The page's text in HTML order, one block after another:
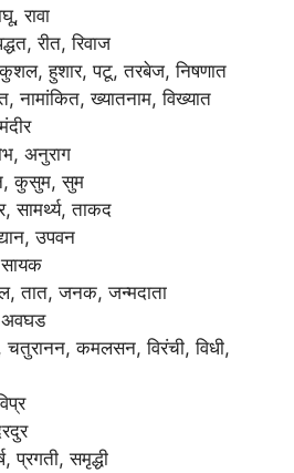
रावा
रीत, रिवाज
हुशार, पटू, तरबेज, निषणात
नामांकित, ख्यातनाम, विख्यात
अनुराग
कुसुम, सुम
सामर्थ्य, ताकद
उपवन
तात, जनक, जन्मदाता
चतुरानन, कमलसन, विरंची, विधी,
प्रगती, समृद्धी